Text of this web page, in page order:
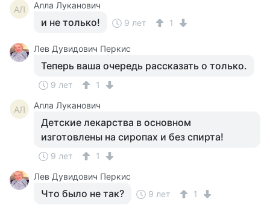
АЛ Алла Луканович
и не только! 9 лет 1
Лев Дувидович Перкис
Теперь ваша очередь рассказать о только.
9 лет 1
АЛ Алла Луканович
Детские лекарства в основном
изготовлены на сиропах и без спирта!
9 лет
1
Лев Дувидович Перкис
Что было не так? 9 лет 1